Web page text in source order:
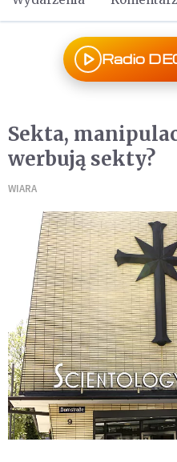
Radio
Sekta,
werbują sekty?
WIARA